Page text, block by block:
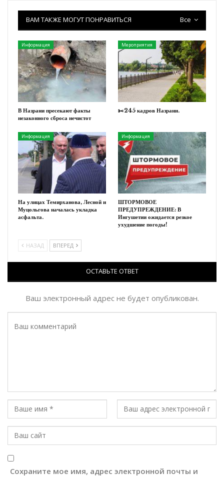
Все
ВАМ ТАКЖЕ МОГУТ ПОНРАВИТЬСЯ
Информация
В Назрани пресекают факты
незаконного сброса нечистот
Мероприятия
✂️245 кадров Назрани.
Информация
На улицах Темирханова, Лесной и
Муцольгова началась укладка
асфальта.
Информация
ШТОРМОВОЕ
ПРЕДУПРЕЖДЕНИЕ: В
Ингушетии ожидается резкое
ухудшение погоды!
НАЗАД ВПЕРЕД
ОСТАВЬТЕ ОТВЕТ
Ваш электронный адрес не будет опубликован.
Сохраните мое имя, адрес электронной почты и